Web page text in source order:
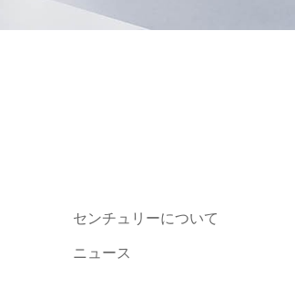
センチュリーについて
ニュース